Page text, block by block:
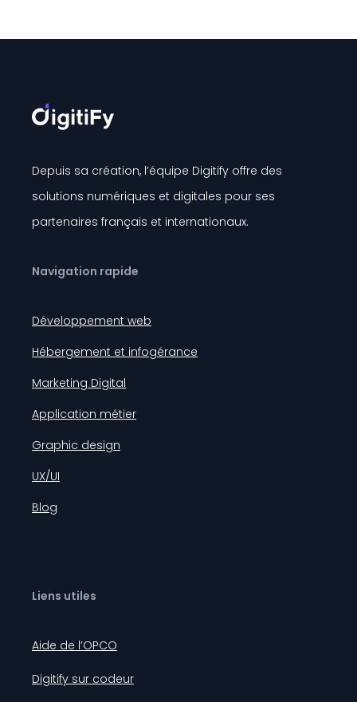
Depuis sa création, l’équipe Digitify offre des
solutions numériques et digitales pour ses
partenaires français et internationaux.
Navigation rapide
Développement web
Hébergement et infogérance
Marketing Digital
Application métier
Graphic design
UX/UI
Blog
Liens utiles
Aide de l’OPCO
Digitify sur codeur